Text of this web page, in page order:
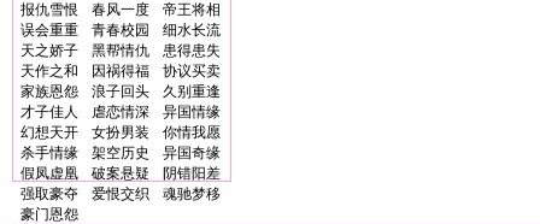
报仇雪恨
春风一度
帝王将相
误会重重
青春校园
细水长流
天之娇子
黑帮情仇
患得患失
天作之和
因祸得福
协议买卖
家族恩怨
浪子回头
久别重逢
才子佳人
虐恋情深
异国情缘
幻想天开
女扮男装
你情我愿
杀手情缘
架空历史
异国奇缘
假凤虚凰
破案悬疑
阴错阳差
强取豪夺
爱恨交织
魂驰梦移
豪门恩怨